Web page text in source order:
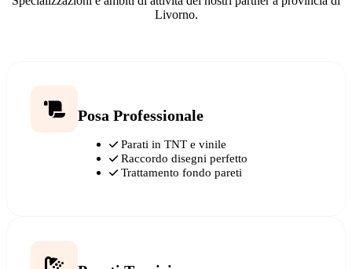
Livorno.
Posa Professionale
Parati in TNT e vinile
Raccordo disegni perfetto
Trattamento fondo pareti